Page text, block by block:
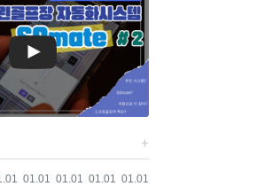
등록일
01.01
등록일
01.01
등록일
01.01
등록일
01.01
일